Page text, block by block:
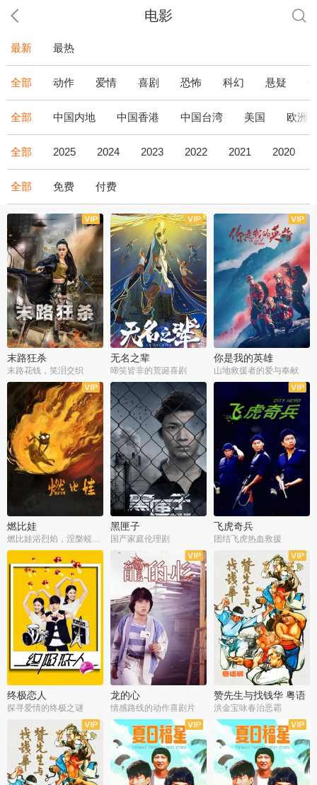
电影
最新 最热
全部 动作 爱情 喜剧 恐怖 科幻 悬疑
全部 中国内地 中国香港 中国台湾 美国 欧洲
全部 2025 2024 2023 2022 2021 2020
全部 免费 付费
末路狂杀
末路花钱，笑泪交织
无名之辈
啼笑皆非的荒诞喜剧
你是我的英雄
山地救援者的爱与奉献
燃比娃
燃比娃浴烈焰，涅槃蜕变成人
黑匣子
国产家庭伦理剧
飞虎奇兵
团结飞虎热血救援
终极恋人
探寻爱情的终极之谜
龙的心
情感路线的动作喜剧片
赞先生与找钱华 粤语
版
洪金宝咏春治恶霸